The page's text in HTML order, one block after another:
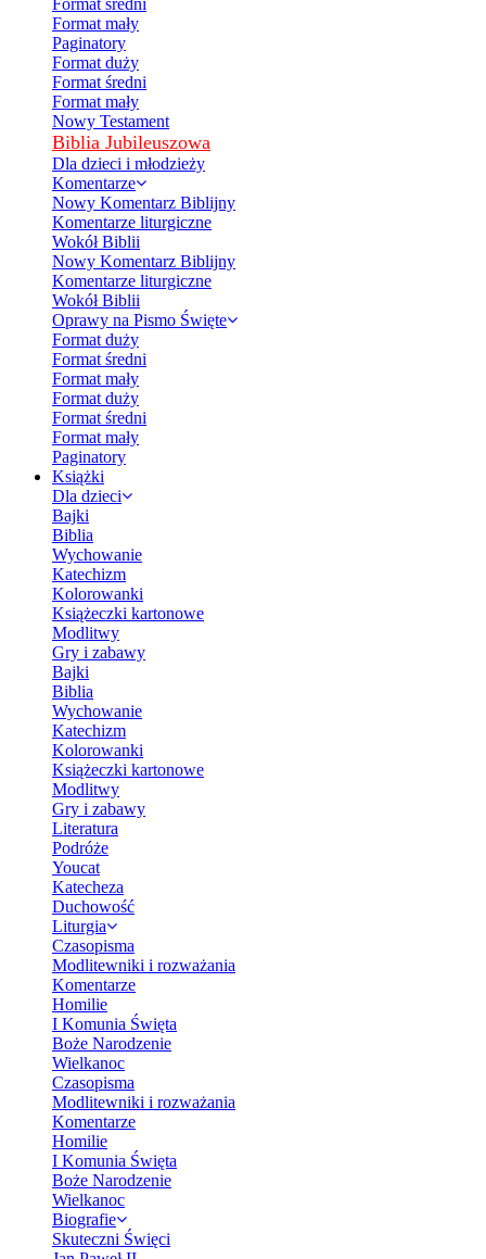
Format średni
Format mały
Paginatory
Format duży
Format średni
Format mały
Nowy Testament
Biblia Jubileuszowa
Dla dzieci i młodzieży
Komentarze
Nowy Komentarz Biblijny
Komentarze liturgiczne
Wokół Biblii
Nowy Komentarz Biblijny
Komentarze liturgiczne
Wokół Biblii
Oprawy na Pismo Święte
Format duży
Format średni
Format mały
Format duży
Format średni
Format mały
Paginatory
Książki
Dla dzieci
Bajki
Biblia
Wychowanie
Katechizm
Kolorowanki
Książeczki kartonowe
Modlitwy
Gry i zabawy
Bajki
Biblia
Wychowanie
Katechizm
Kolorowanki
Książeczki kartonowe
Modlitwy
Gry i zabawy
Literatura
Podróże
Youcat
Katecheza
Duchowość
Liturgia
Czasopisma
Modlitewniki i rozważania
Komentarze
Homilie
I Komunia Święta
Boże Narodzenie
Wielkanoc
Czasopisma
Modlitewniki i rozważania
Komentarze
Homilie
I Komunia Święta
Boże Narodzenie
Wielkanoc
Biografie
Skuteczni Święci